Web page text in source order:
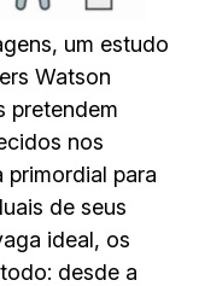
um estudo
Watson
pretendem
nos
para
de seus
ideal, os
desde a